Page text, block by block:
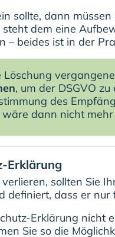
sollte, dann
dem eine
– beides ist in der
, um der DSGVO
des
dann nicht mehr
Erklärung
sollten Sie
definiert, dass er nur
Erklärung nicht
Sie so die